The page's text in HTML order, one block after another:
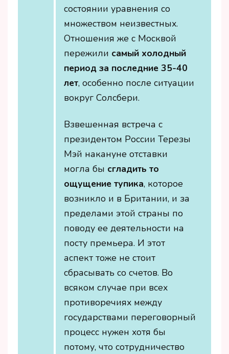
состоянии уравнения со
множеством неизвестных.
Отношения же с Москвой
пережили самый холодный
период за последние 35-40
лет, особенно после ситуации
вокруг Солсбери.
Взвешенная встреча с
президентом России Терезы
Мэй накануне отставки
могла бы сгладить то
ощущение тупика, которое
возникло и в Британии, и за
пределами этой страны по
поводу ее деятельности на
посту премьера. И этот
аспект тоже не стоит
сбрасывать со счетов. Во
всяком случае при всех
противоречиях между
государствами переговорный
процесс нужен хотя бы
потому, что сотрудничество